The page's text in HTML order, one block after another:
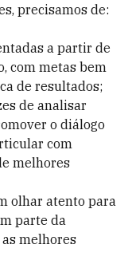
precisamos de:
a partir de
com metas bem
de resultados;
de analisar
o diálogo
com
melhores
olhar atento para
parte da
melhores